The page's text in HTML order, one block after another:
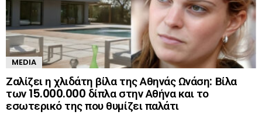
MEDIA
Ζαλίζει η χλιδάτη βίλα της Αθηνάς Ωνάση: Βίλα
των 15.000.000 δίπλα στην Αθήνα και το
εσωτερικό της που θυμίζει παλάτι